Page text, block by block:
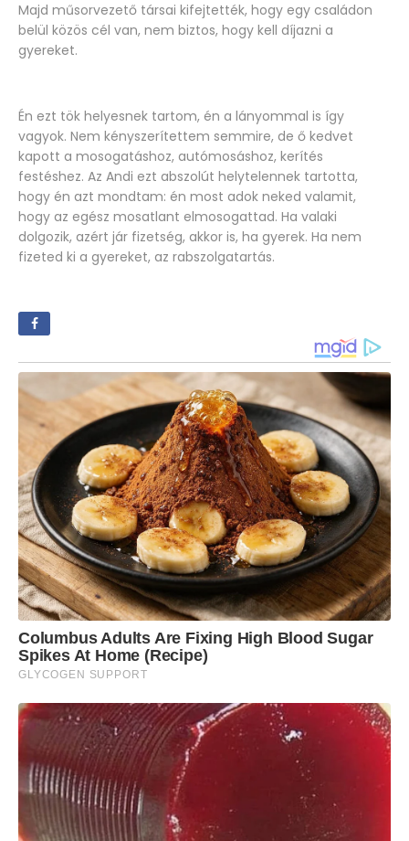
Majd műsorvezető társai kifejtették, hogy egy családon
belül közös cél van, nem biztos, hogy kell díjazni a
gyereket.
Én ezt tök helyesnek tartom, én a lányommal is így
vagyok. Nem kényszerítettem semmire, de ő kedvet
kapott a mosogatáshoz, autómosáshoz, kerítés
festéshez. Az Andi ezt abszolút helytelennek tartotta,
hogy én azt mondtam: én most adok neked valamit,
hogy az egész mosatlant elmosogattad. Ha valaki
dolgozik, azért jár fizetség, akkor is, ha gyerek. Ha nem
fizeted ki a gyereket, az rabszolgatartás.